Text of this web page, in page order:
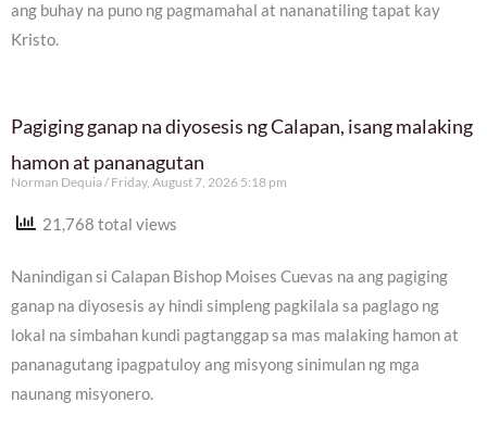
ang buhay na puno ng pagmamahal at nananatiling tapat kay
Kristo.
Pagiging ganap na diyosesis ng Calapan, isang malaking
hamon at pananagutan
Norman Dequia Friday, August 7, 2026 5:18 pm
21,768 total views
Nanindigan si Calapan Bishop Moises Cuevas na ang pagiging
ganap na diyosesis ay hindi simpleng pagkilala sa paglago ng
lokal na simbahan kundi pagtanggap sa mas malaking hamon at
pananagutang ipagpatuloy ang misyong sinimulan ng mga
naunang misyonero.